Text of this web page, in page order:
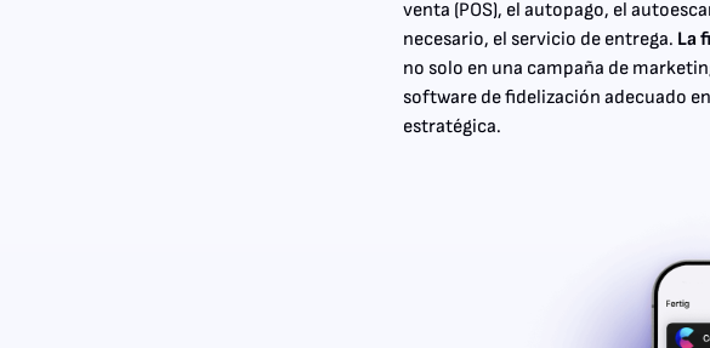
venta (POS), el autopago, el
necesario, el servicio de entrega. La
no solo en una campaña de
software de fidelización adecuado
estratégica.